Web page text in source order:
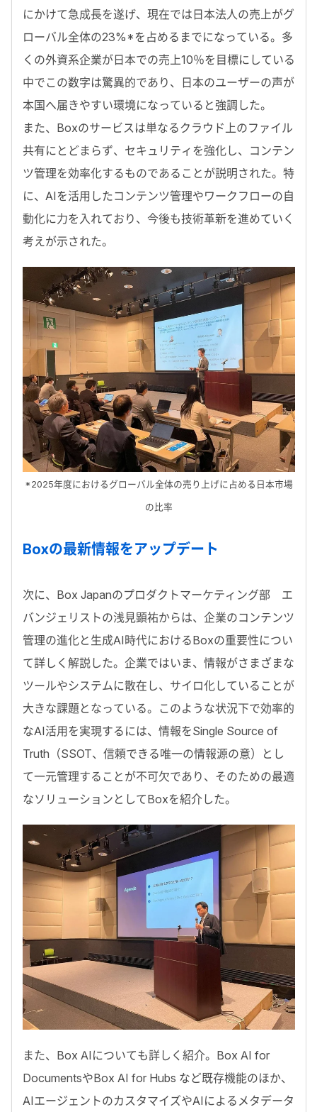
にかけて急成長を遂げ、現在では日本法人の売上がグ
ローバル全体の23%*を占めるまでになっている。多
くの外資系企業が日本での売上10％を目標にしている
中でこの数字は驚異的であり、日本のユーザーの声が
本国へ届きやすい環境になっていると強調した。
また、Boxのサービスは単なるクラウド上のファイル
共有にとどまらず、セキュリティを強化し、コンテン
ツ管理を効率化するものであることが説明された。特
に、AIを活用したコンテンツ管理やワークフローの自
動化に力を入れており、今後も技術革新を進めていく
考えが示された。
*2025年度におけるグローバル全体の売り上げに占める日本市場
の比率
Boxの最新情報をアップデート
次に、Box Japanのプロダクトマーケティング部 エ
バンジェリストの浅見顕祐からは、企業のコンテンツ
管理の進化と生成AI時代におけるBoxの重要性につい
て詳しく解説した。企業ではいま、情報がさまざまな
ツールやシステムに散在し、サイロ化していることが
大きな課題となっている。このような状況下で効率的
なAI活用を実現するには、情報をSingle Source of
Truth（SSOT、信頼できる唯一の情報源の意）とし
て一元管理することが不可欠であり、そのための最適
なソリューションとしてBoxを紹介した。
また、Box AIについても詳しく紹介。Box AI for
DocumentsやBox AI for Hubs など既存機能のほか、
AIエージェントのカスタマイズやAIによるメタデータ